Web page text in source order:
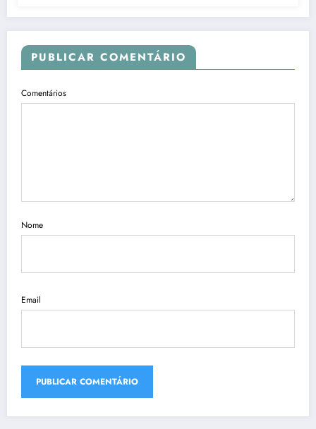
PUBLICAR COMENTÁRIO
Comentários
Nome
Email